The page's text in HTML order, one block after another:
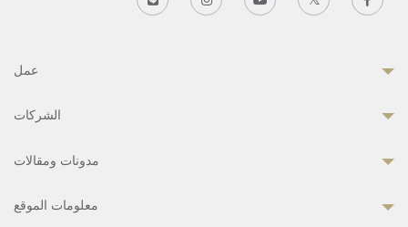
عمل
الشركات
مدونات ومقالات
معلومات الموقع